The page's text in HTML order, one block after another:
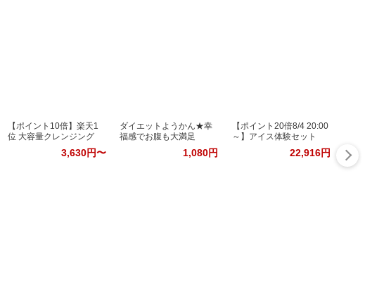
【ポイント10倍】楽天1
位 大容量クレンジング
3,630円〜
ダイエットようかん★幸
福感でお腹も大満足
1,080円
【ポイント20倍8/4 20:00
～】アイス体験セット
22,916円